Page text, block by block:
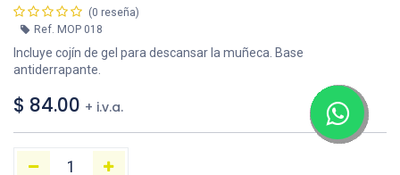
(0 reseña)
Ref. MOP 018
Incluye cojín de gel para descansar la muñeca. Base
antiderrapante.
$ 84.00 + i.v.a.